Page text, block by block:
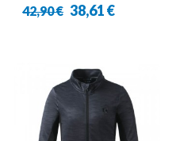
42,90 € 38,61 €